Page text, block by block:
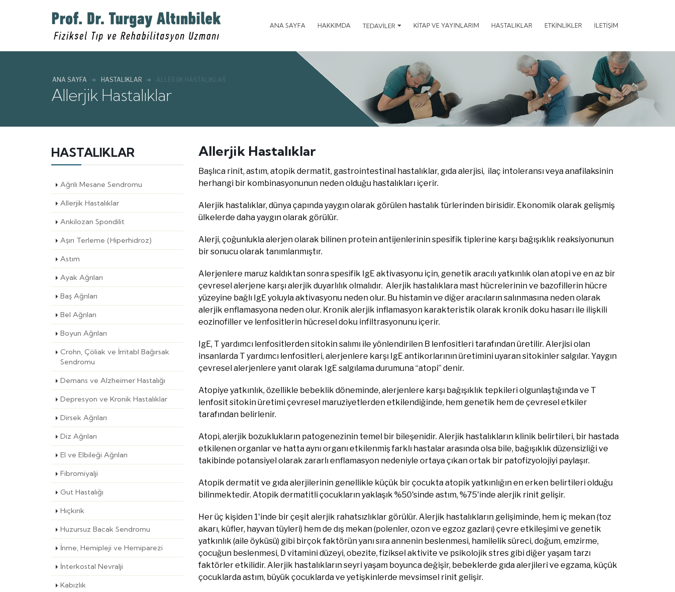
ANA SAYFA HAKKIMDA TEDAVİLER KİTAP VE YAYINLARIM HASTALIKLAR ETKİNLİKLER İLETİŞİM
ANA SAYFA HASTALIKLAR ALLERJIK HASTALIKLAR
Allerjik Hastalıklar
HASTALIKLAR
Ağrılı Mesane Sendromu
Allerjik Hastalıklar
Ankilozan Spondilit
Aşırı Terleme (Hiperhidroz)
Astım
Ayak Ağrıları
Baş Ağrıları
Bel Ağrıları
Boyun Ağrıları
Crohn, Çöliak ve İrritabl Bağırsak
Sendromu
Demans ve Alzheimer Hastalığı
Depresyon ve Kronik Hastalıklar
Dirsek Ağrıları
Diz Ağrıları
El ve Elbileği Ağrıları
Fibromiyalji
Gut Hastalığı
Hıçkırık
Huzursuz Bacak Sendromu
İnme, Hemipleji ve Hemiparezi
İnterkostal Nevralji
Kabızlık
Allerjik Hastalıklar
Başlıca rinit, astım, atopik dermatit, gastrointestinal hastalıklar, gıda alerjisi, ilaç intoleransı veya anafilaksinin
herhangi bir kombinasyonunun neden olduğu hastalıkları içerir.
Alerjik hastalıklar, dünya çapında yaygın olarak görülen hastalık türlerinden birisidir. Ekonomik olarak gelişmiş
ülkelerde daha yaygın olarak görülür.
Alerji, çoğunlukla alerjen olarak bilinen protein antijenlerinin spesifik tiplerine karşı bağışıklık reaksiyonunun
bir sonucu olarak tanımlanmıştır.
Alerjenlere maruz kaldıktan sonra spesifik IgE aktivasyonu için, genetik aracılı yatkınlık olan atopi ve en az bir
çevresel alerjene karşı alerjik duyarlılık olmalıdır. Alerjik hastalıklara mast hücrelerinin ve bazofillerin hücre
yüzeyine bağlı IgE yoluyla aktivasyonu neden olur. Bu histamin ve diğer aracıların salınmasına neden olarak
alerjik enflamasyona neden olur. Kronik alerjik inflamasyon karakteristik olarak kronik doku hasarı ile ilişkili
eozinofiller ve lenfositlerin hücresel doku infiltrasyonunu içerir.
IgE, T yardımcı lenfositlerden sitokin salımı ile yönlendirilen B lenfositleri tarafından üretilir. Alerjisi olan
insanlarda T yardımcı lenfositleri, alerjenlere karşı IgE antikorlarının üretimini uyaran sitokinler salgılar. Yaygın
çevresel alerjenlere yanıt olarak IgE salgılama durumuna “atopi” denir.
Atopiye yatkınlık, özellikle bebeklik döneminde, alerjenlere karşı bağışıklık tepkileri olgunlaştığında ve T
lenfosit sitokin üretimi çevresel maruziyetlerden etkilendiğinde, hem genetik hem de çevresel etkiler
tarafından belirlenir.
Atopi, alerjik bozuklukların patogenezinin temel bir bileşenidir. Alerjik hastalıkların klinik belirtileri, bir hastada
etkilenen organlar ve hatta aynı organı etkilenmiş farklı hastalar arasında olsa bile, bağışıklık düzensizliği ve
takibinde potansiyel olarak zararlı enflamasyon nedeniyle ortaya çıkan ortak bir patofizyolojiyi paylaşır.
Atopik dermatit ve gıda alerjilerinin genellikle küçük bir çocukta atopik yatkınlığın en erken belirtileri olduğu
bilinmektedir. Atopik dermatitli çocukların yaklaşık %50'sinde astım, %75'inde alerjik rinit gelişir.
Her üç kişiden 1'inde bir çeşit alerjik rahatsızlıklar görülür. Alerjik hastalıkların gelişiminde, hem iç mekan (toz
akarı, küfler, hayvan tüyleri) hem de dış mekan (polenler, ozon ve egzoz gazları) çevre etkileşimi ve genetik
yatkınlık (aile öyküsü) gibi birçok faktörün yanı sıra annenin beslenmesi, hamilelik süreci, doğum, emzirme,
çocuğun beslenmesi, D vitamini düzeyi, obezite, fiziksel aktivite ve psikolojik stres gibi diğer yaşam tarzı
faktörler etkilidir. Alerjik hastalıkların seyri yaşam boyunca değişir, bebeklerde gıda alerjileri ve egzama, küçük
çocuklarda astım, büyük çocuklarda ve yetişkinlerde mevsimsel rinit gelişir.